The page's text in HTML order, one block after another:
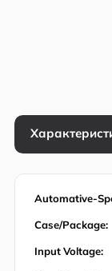
Automative-
Case/Package:
Input Voltage: